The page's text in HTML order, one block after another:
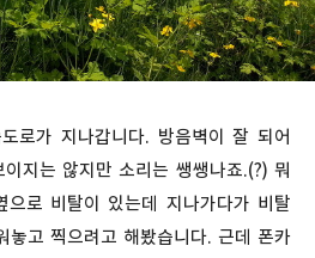
로가 지나갑니다. 방음벽이 잘 되어
지는 않지만 소리는 쌩쌩나죠.(?) 뭐
으로 비탈이 있는데 지나가다가 비탈
놓고 찍으려고 해봤습니다. 근데 폰카